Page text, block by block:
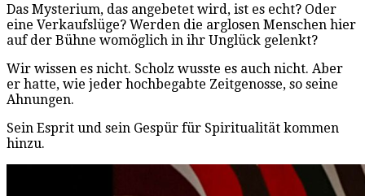
Das Mysterium, das angebetet wird, ist es echt? Oder
eine Verkaufslüge? Werden die arglosen Menschen hier
auf der Bühne womöglich in ihr Unglück gelenkt?
Wir wissen es nicht. Scholz wusste es auch nicht. Aber
er hatte, wie jeder hochbegabte Zeitgenosse, so seine
Ahnungen.
Sein Esprit und sein Gespür für Spiritualität kommen
hinzu.